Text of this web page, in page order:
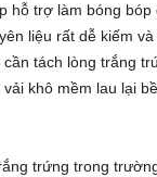
hỗ trợ làm bóng bóp
liệu rất dễ kiếm
tách lòng trắng
khô mềm lau lại
trứng trong